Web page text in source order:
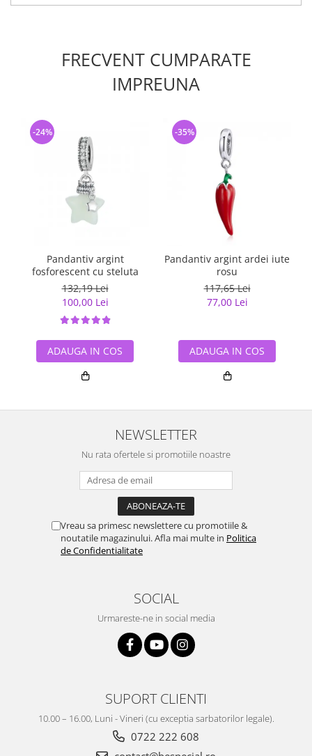
FRECVENT CUMPARATE
IMPREUNA
Pandantiv argint
fosforescent cu steluta
132,19 Lei
100,00 Lei
-24%
ADAUGA IN COS
Pandantiv argint ardei iute
rosu
117,65 Lei
77,00 Lei
-35%
ADAUGA IN COS
NEWSLETTER
Nu rata ofertele si promotiile noastre
Vreau sa primesc newslettere cu promotiile &
noutatile magazinului. Afla mai multe in Politica
de Confidentialitate
SOCIAL
Urmareste-ne in social media
SUPORT CLIENTI
10.00 – 16.00, Luni - Vineri (cu exceptia sarbatorilor legale).
0722 222 608